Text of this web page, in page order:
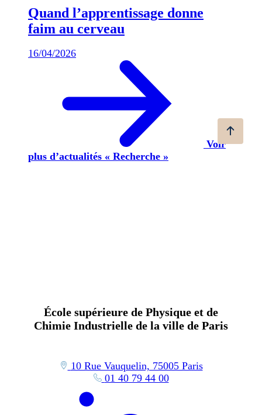
Quand l’apprentissage donne
faim au cerveau
16/04/2026
Voir
plus d’actualités « Recherche »
École supérieure de Physique et de
Chimie Industrielle de la ville de Paris
10 Rue Vauquelin, 75005 Paris
01 40 79 44 00